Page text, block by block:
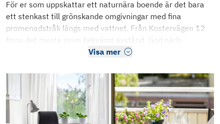
För er som uppskattar ett naturnära boende är det bara
ett stenkast till grönskande omgivningar med fina
promenadstråk längs med vattnet. Från Kostervägen 12
finns det mesta inom bekvämt avstånd. God närh
Visa mer